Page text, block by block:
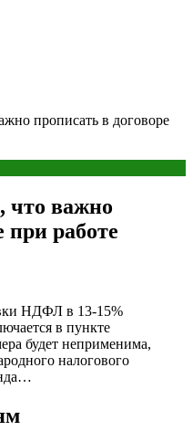
прописать в договоре
что важно
при работе
НДФЛ в 13-15%
в пункте
будет неприменима,
налогового